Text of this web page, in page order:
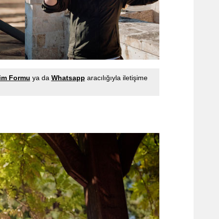
Formu ya da Whatsapp aracılığıyla iletişime